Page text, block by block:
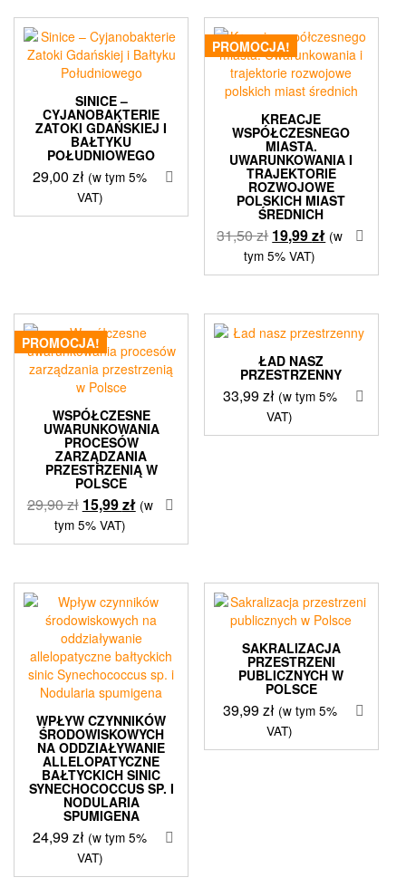
SINICE –
CYJANOBAKTERIE
ZATOKI GDAŃSKIEJ I
BAŁTYKU
POŁUDNIOWEGO
29,00zł (w tym 5%
VAT)
PROMOCJA!
KREACJE
WSPÓŁCZESNEGO
MIASTA.
UWARUNKOWANIA I
TRAJEKTORIE
ROZWOJOWE
POLSKICH MIAST
ŚREDNICH
31,50zł Pierwotna
cena
wynosiła:
19,99złAktualna
wynosi:
(w
tym 5% VAT)
PROMOCJA!
WSPÓŁCZESNE
UWARUNKOWANIA
PROCESÓW
ZARZĄDZANIA
PRZESTRZENIĄ W
POLSCE
29,90zł Pierwotna
cena
wynosiła:
15,99złAktualna
wynosi:
(w
tym 5% VAT)
ŁAD NASZ
PRZESTRZENNY
33,99zł (w tym 5%
VAT)
WPŁYW CZYNNIKÓW
ŚRODOWISKOWYCH
NA ODDZIAŁYWANIE
ALLELOPATYCZNE
BAŁTYCKICH SINIC
SYNECHOCOCCUS SP. I
NODULARIA
SPUMIGENA
24,99zł (w tym 5%
VAT)
SAKRALIZACJA
PRZESTRZENI
PUBLICZNYCH W
POLSCE
39,99zł (w tym 5%
VAT)